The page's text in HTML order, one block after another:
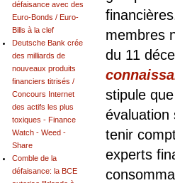
membres
du 11
stipule
évaluation
tenir
experts
défaisance avec des
Euro-Bonds / Euro-
Bills à la clef
Deutsche Bank crée
des milliards de
nouveaux produits
financiers titrisés /
Concours Internet
des actifs les plus
toxiques - Finance
Watch - Weed -
Share
Comble de la
défaisance: la BCE